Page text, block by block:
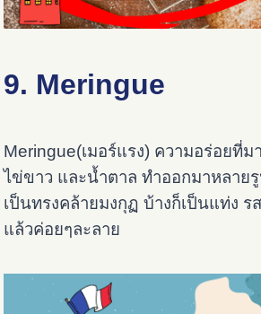
9. Meringue
Meringue(เมอร์แรง) ความอร่อยที่
ไข่ขาว และน้ำตาล ทำออกมาหลาย
เป็นทรงคล้ายมงกุฏ บ้างก็เป็นแท่ง ร
แล้วค่อยๆละลาย